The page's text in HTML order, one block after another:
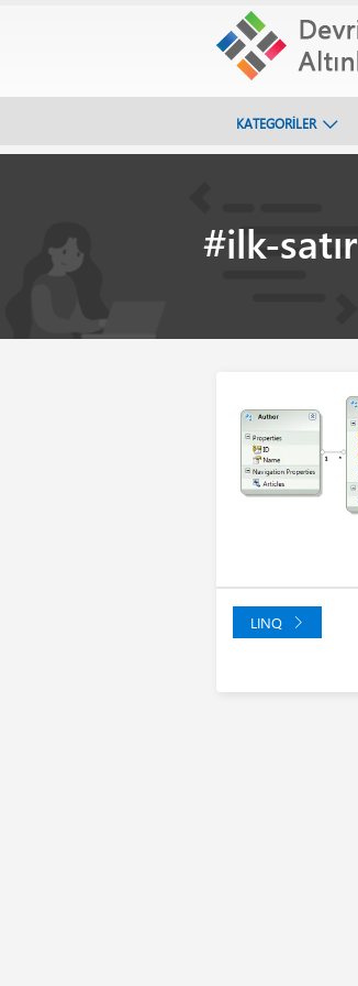
KATEGORİLER
#ilk-satır
LINQ